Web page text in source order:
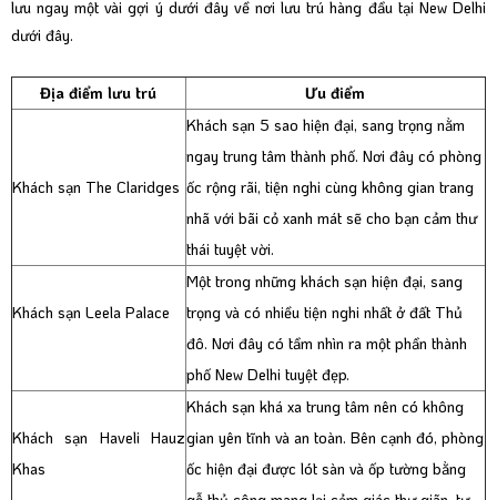
lưu ngay một vài gợi ý dưới đây về nơi lưu trú hàng đầu tại New Delhi
dưới đây.
Địa điểm lưu trú Ưu điểm
Khách sạn The Claridges
Khách sạn 5 sao hiện đại, sang trọng nằm
ngay trung tâm thành phố. Nơi đây có phòng
ốc rộng rãi, tiện nghi cùng không gian trang
nhã với bãi cỏ xanh mát sẽ cho bạn cảm thư
thái tuyệt vời.
Khách sạn Leela Palace
Một trong những khách sạn hiện đại, sang
trọng và có nhiều tiện nghi nhất ở đất Thủ
đô. Nơi đây có tầm nhìn ra một phần thành
phố New Delhi tuyệt đẹp.
Khách sạn Haveli Hauz
Khas
Khách sạn khá xa trung tâm nên có không
gian yên tĩnh và an toàn. Bên cạnh đó, phòng
ốc hiện đại được lót sàn và ốp tường bằng